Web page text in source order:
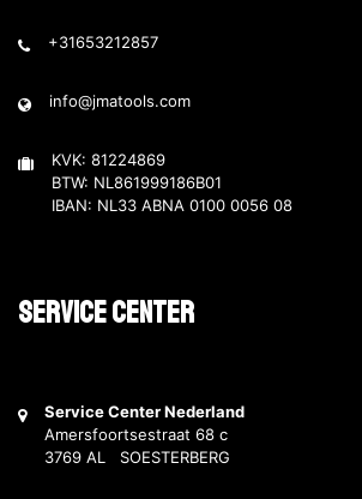
+31653212857
info@jmatools.com
KVK: 81224869
BTW: NL861999186B01
IBAN: NL33 ABNA 0100 0056 08
Service Center
Service Center Nederland
Amersfoortsestraat 68 c
3769 AL SOESTERBERG